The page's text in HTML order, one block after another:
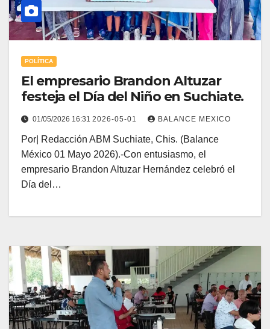
POLÍTICA
El empresario Brandon Altuzar
festeja el Día del Niño en Suchiate.
01/05/2026 16:31 2026-05-01 BALANCE MEXICO
Por| Redacción ABM Suchiate, Chis. (Balance
México 01 Mayo 2026).-Con entusiasmo, el
empresario Brandon Altuzar Hernández celebró el
Día del…